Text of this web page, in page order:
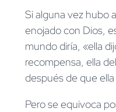
Si alguna vez hubo
enojado con Dios,
mundo diría, «ella
recompensa, ella
después de que
Pero se equivoca